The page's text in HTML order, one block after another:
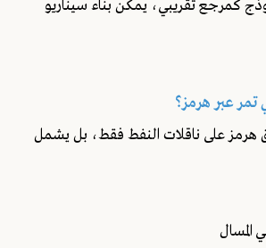
كمرجع تقريبي، يمكن بناء سيناريو
عبر هرمز؟
هرمز على ناقلات النفط فقط، بل يشمل
المسال